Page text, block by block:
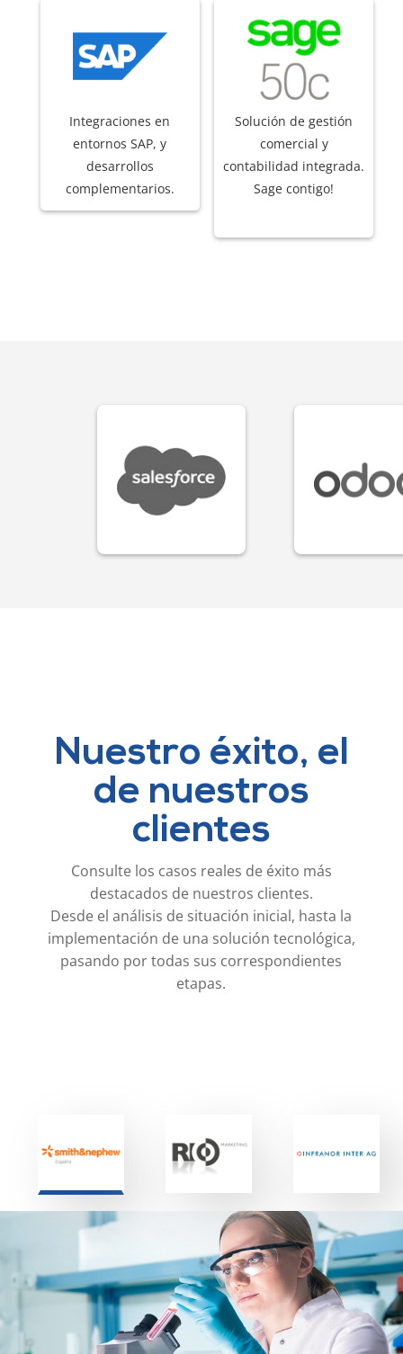
Integraciones en
entornos SAP, y
desarrollos
complementarios.
Solución de gestión
comercial y
contabilidad integrada.
Sage contigo!
Nuestro éxito, el
de nuestros
clientes
Consulte los casos reales de éxito más
destacados de nuestros clientes.
Desde el análisis de situación inicial, hasta la
implementación de una solución tecnológica,
pasando por todas sus correspondientes
etapas.